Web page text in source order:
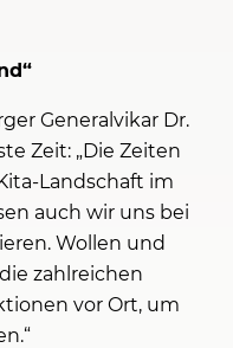
Generalvikar Dr.
Zeit: „Die Zeiten
Landschaft im
auch wir uns bei
Wollen und
zahlreichen
vor Ort, um